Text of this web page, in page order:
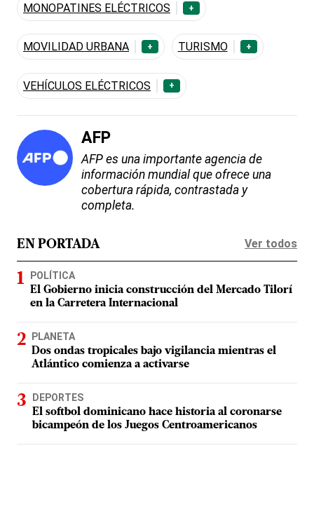
MONOPATINES ELÉCTRICOS +
MOVILIDAD URBANA + TURISMO +
VEHÍCULOS ELÉCTRICOS +
AFP
AFP es una importante agencia de
información mundial que ofrece una
cobertura rápida, contrastada y
completa.
EN PORTADA Ver todos
POLÍTICA
El Gobierno inicia construcción del Mercado Tilorí
en la Carretera Internacional
PLANETA
Dos ondas tropicales bajo vigilancia mientras el
Atlántico comienza a activarse
DEPORTES
El softbol dominicano hace historia al coronarse
bicampeón de los Juegos Centroamericanos